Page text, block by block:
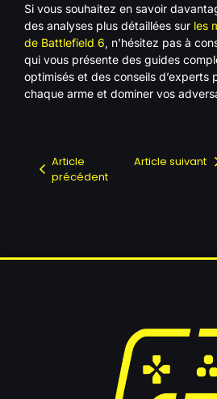
Si vous souhaitez en savoir
des analyses plus détaillées sur les
de Battlefield 6, n’hésitez pas à
qui vous présente des guides
optimisés et des conseils d’experts
chaque arme et dominer vos
Article
précédent
Article suivant